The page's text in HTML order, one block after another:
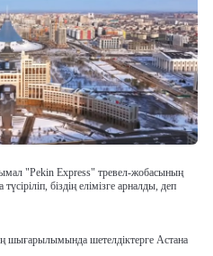
"Pekin Express" тревел-жобасының
біздің елімізге арналды, деп
шығарылымында шетелдіктерге Астана